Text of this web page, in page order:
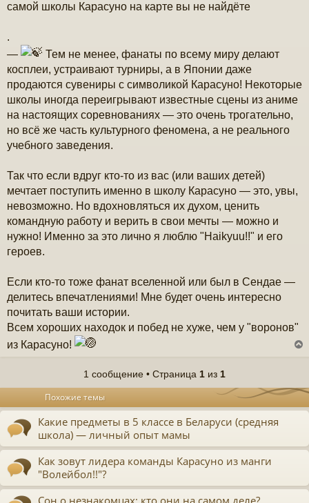
самой школы Карасуно на карте вы не найдёте
.
—
Тем не менее, фанаты по всему миру делают
косплеи, устраивают турниры, а в Японии даже
продаются сувениры с символикой Карасуно! Некоторые
школы иногда переигрывают известные сцены из аниме
на настоящих соревнованиях — это очень трогательно,
но всё же часть культурного феномена, а не реального
учебного заведения.
Так что если вдруг кто-то из вас (или ваших детей)
мечтает поступить именно в школу Карасуно — это, увы,
невозможно. Но вдохновляться их духом, ценить
командную работу и верить в свои мечты — можно и
нужно! Именно за это лично я люблю "Haikyuu!!" и его
героев.
Если кто-то тоже фанат вселенной или был в Сендае —
делитесь впечатлениями! Мне будет очень интересно
почитать ваши истории.
Всем хороших находок и побед не хуже, чем у "воронов"
из Карасуно!
у
ь
к
н
а
1 сообщение • Страница 1 из 1
Похожие темы
Какие предметы в 5 классе в Беларуси (средняя
школа) — личный опыт мамы
Как зовут лидера команды Карасуно из манги
"Волейбол!!"?